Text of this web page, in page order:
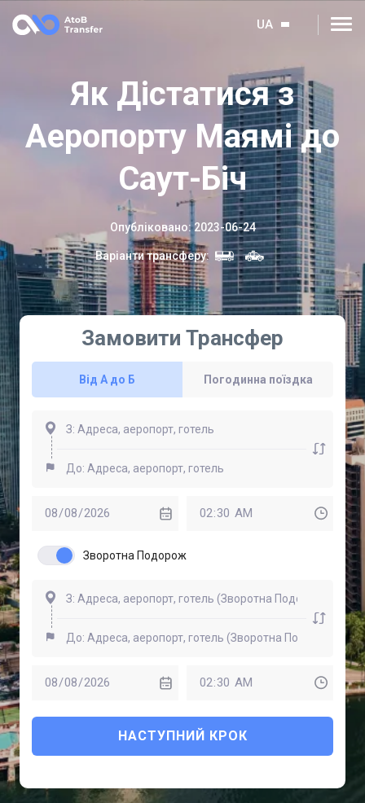
UA
Як Дістатися з
Аеропорту Маямі до
Саут-Біч
Опубліковано:2023-06-24
Варіанти трансферу:
Замовити Трансфер
Від А до Б Погодинна поїздка
Зворотна Подорож
НАСТУПНИЙ КРОК